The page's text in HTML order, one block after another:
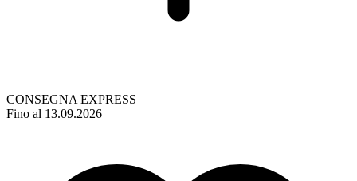
CONSEGNA EXPRESS
Fino al 13.09.2026